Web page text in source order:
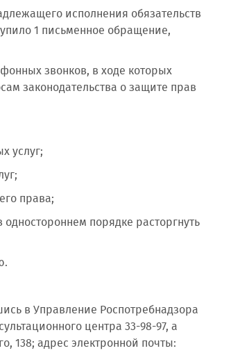
исполнения обязательств
1 письменное обращение,
звонков, в ходе которых
законодательства о защите прав
услуг;
права;
порядке расторгнуть
в Управление Роспотребнадзора
центра 33-98-97, а
138; адрес электронной почты: